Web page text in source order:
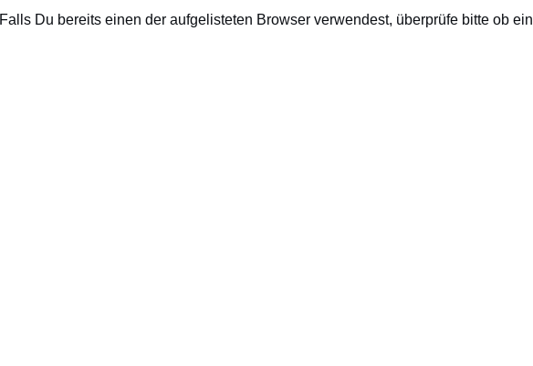
Falls Du bereits einen der aufgelisteten Browser verwendest, überprüfe bitte ob